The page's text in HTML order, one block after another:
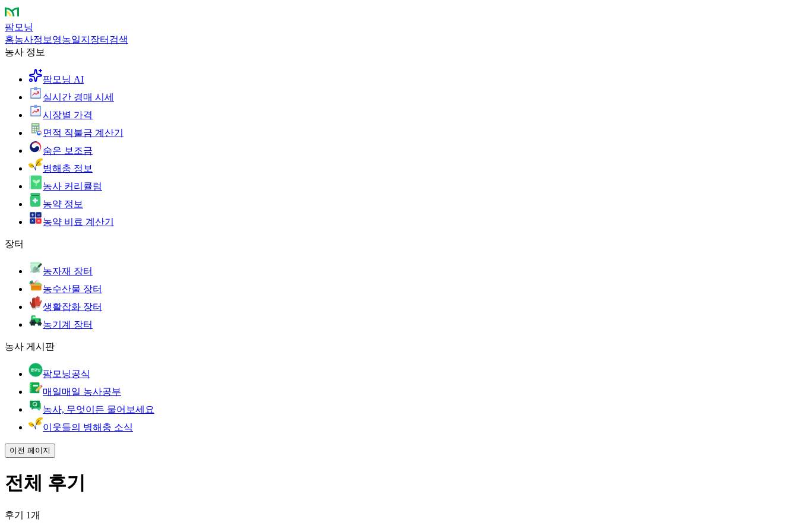
팜모닝
홈농사정보 영농일지 장터 검색
농사 정보
팜모닝 AI
실시간 경매 시세
시장별 가격
면적 직불금 계산기
숨은 보조금
병해충 정보
농사 커리큘럼
농약 정보
농약 비료 계산기
장터
농자재 장터
농수산물 장터
생활잡화 장터
농기계 장터
농사 게시판
팜모닝공식
매일매일 농사공부
농사, 무엇이든 물어보세요
이웃들의 병해충 소식
이전 페이지
전체 후기
후기 1개